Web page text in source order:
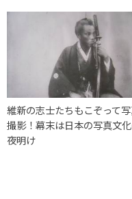
維新の志士たちもこぞって
撮影！幕末は日本の写真文
夜明け